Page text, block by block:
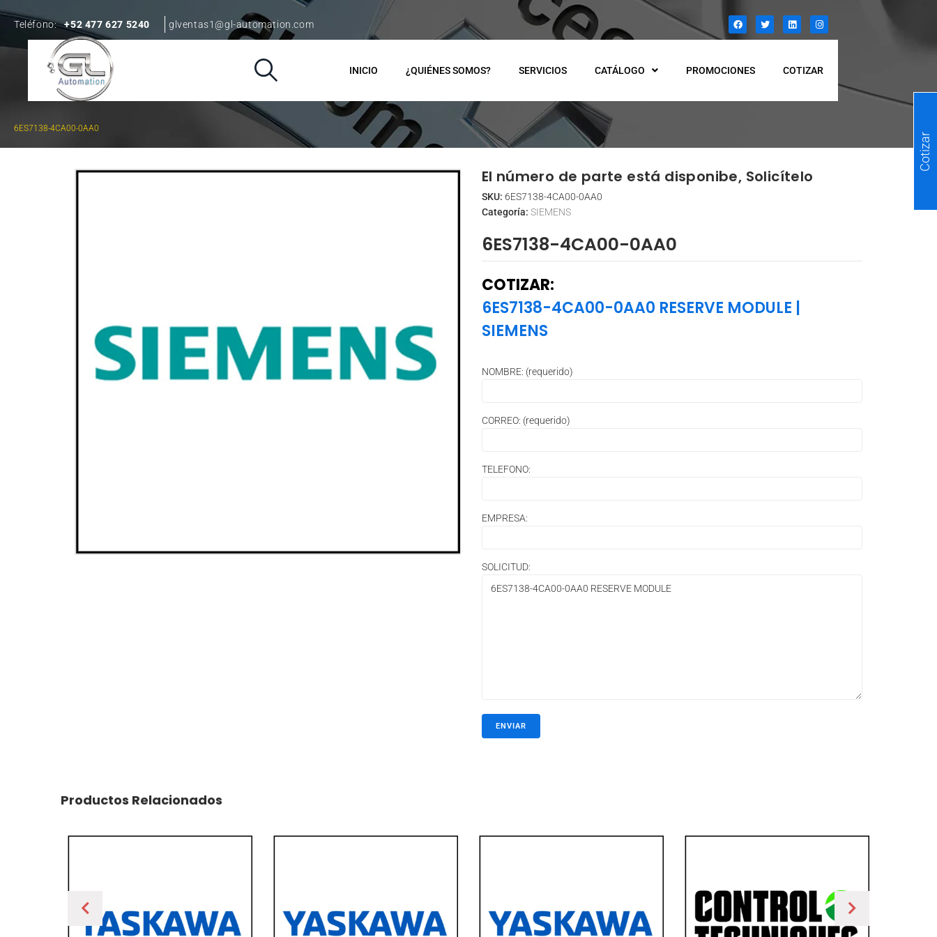
Teléfono: +52 477 627 5240 glventas1@gl-automation.com
INICIO ¿QUIÉNES SOMOS? SERVICIOS CATÁLOGO PROMOCIONES COTIZAR
6ES7138-4CA00-0AA0
El número de parte está disponibe, Solicítelo
SKU: 6ES7138-4CA00-0AA0
Categoría: SIEMENS
6ES7138-4CA00-0AA0
COTIZAR:
6ES7138-4CA00-0AA0 RESERVE MODULE |
SIEMENS
NOMBRE: (requerido)
CORREO: (requerido)
TELEFONO:
EMPRESA:
SOLICITUD:
Productos Relacionados
Cotizar